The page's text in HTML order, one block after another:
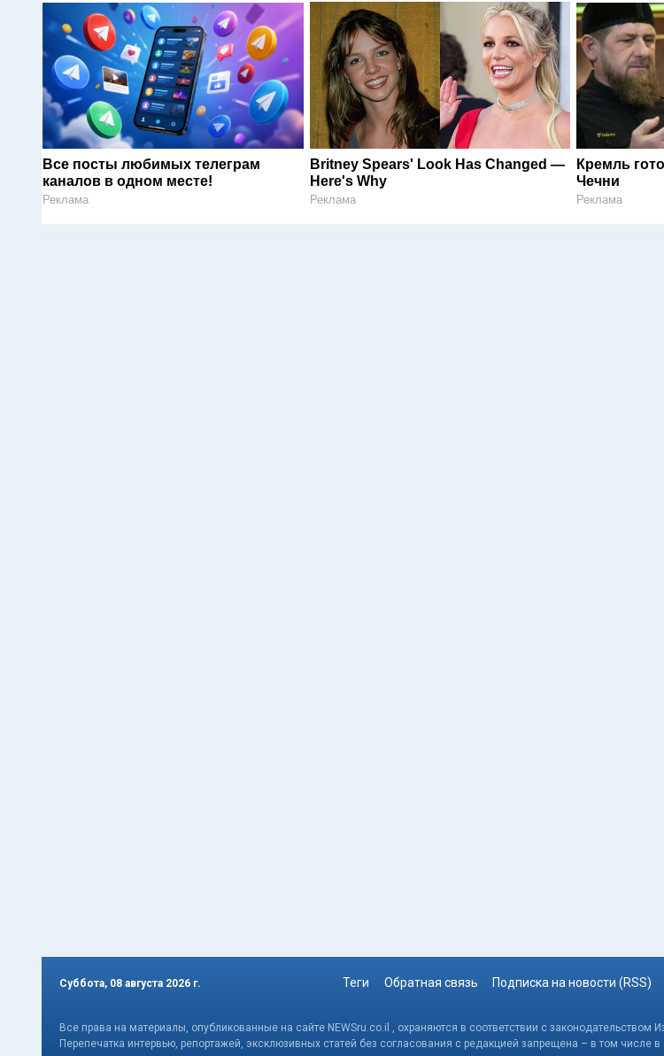
Все посты любимых телеграм
каналов в одном месте!
Реклама
Britney Spears' Look Has Changed —
Here's Why
Реклама
Кремль
Чечни
Реклама
Суббота, 08 августа 2026 г. Теги Обратная связь Подписка на новости (RSS)
Все права на материалы, опубликованные на сайте NEWSru.co.il , охраняются в соответствии с законодательством
Перепечатка интервью, репортажей, эксклюзивных статей без согласования с редакцией запрещена – в том числе